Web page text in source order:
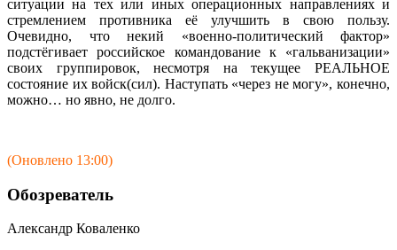
ситуации на тех или иных операционных направлениях и
стремлением противника её улучшить в свою пользу.
Очевидно, что некий «военно-политический фактор»
подстёгивает российское командование к «гальванизации»
своих группировок, несмотря на текущее РЕАЛЬНОЕ
состояние их войск(сил). Наступать «через не могу», конечно,
можно… но явно, не долго.
(Оновлено 13:00)
Обозреватель
Александр Коваленко